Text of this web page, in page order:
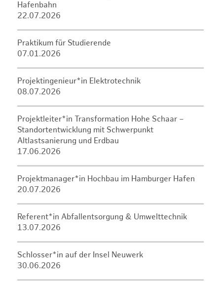
Hafenbahn
22.07.2026
Praktikum für Studierende
07.01.2026
Projektingenieur*in Elektrotechnik
08.07.2026
Projektleiter*in Transformation Hohe Schaar –
Standortentwicklung mit Schwerpunkt
Altlastsanierung und Erdbau
17.06.2026
Projektmanager*in Hochbau im Hamburger Hafen
20.07.2026
Referent*in Abfallentsorgung & Umwelttechnik
13.07.2026
Schlosser*in auf der Insel Neuwerk
30.06.2026